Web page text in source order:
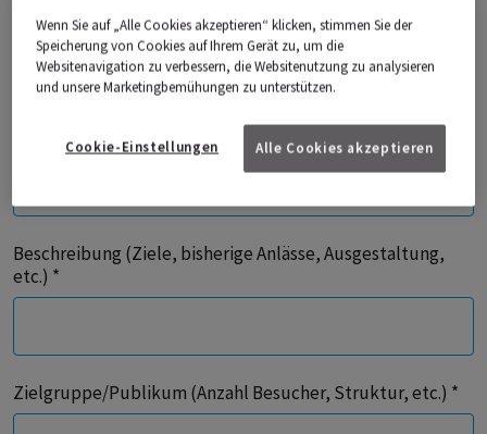
Veranstaltungsdatum *
Organisator/Firma *
Beschreibung (Ziele, bisherige Anlässe, Ausgestaltung,
etc.) *
Zielgruppe/Publikum (Anzahl Besucher, Struktur, etc.) *
Wenn Sie auf „Alle Cookies akzeptieren“ klicken, stimmen Sie der
Speicherung von Cookies auf Ihrem Gerät zu, um die
Websitenavigation zu verbessern, die Websitenutzung zu analysieren
und unsere Marketingbemühungen zu unterstützen.
Alle Cookies akzeptieren
Cookie-Einstellungen